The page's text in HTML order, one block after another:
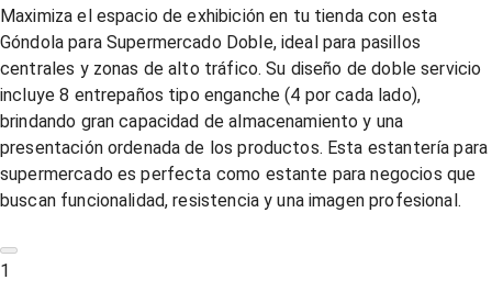
Maximiza el espacio de exhibición en tu tienda con esta
Góndola para Supermercado Doble, ideal para pasillos
centrales y zonas de alto tráfico. Su diseño de doble servicio
incluye 8 entrepaños tipo enganche (4 por cada lado),
brindando gran capacidad de almacenamiento y una
presentación ordenada de los productos. Esta estantería para
supermercado es perfecta como estante para negocios que
buscan funcionalidad, resistencia y una imagen profesional.
1